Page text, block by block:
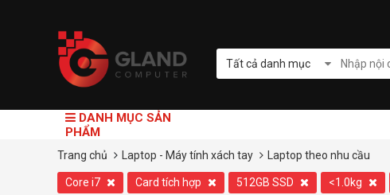
Tất cả danh mục
DANH MỤC SẢN
PHẨM
Trang chủ Laptop - Máy tính xách tay Laptop theo nhu cầu
Core i7 Card tích hợp 512GB SSD <1.0kg